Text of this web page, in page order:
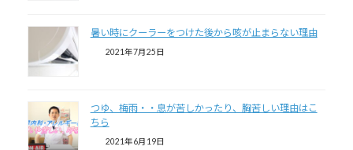
暑い時にクーラーをつけた後から咳が止まらない理由
2021年7月25日
つゆ、梅雨・・息が苦しかったり、胸苦しい理由はこ
ちら
2021年6月19日